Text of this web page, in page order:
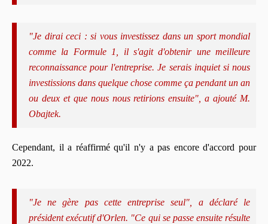
"Je dirai ceci : si vous investissez dans un sport mondial
comme la Formule 1, il s'agit d'obtenir une meilleure
reconnaissance pour l'entreprise. Je serais inquiet si nous
investissions dans quelque chose comme ça pendant un an
ou deux et que nous nous retirions ensuite", a ajouté M.
Obajtek.
Cependant, il a réaffirmé qu'il n'y a pas encore d'accord pour
2022.
"Je ne gère pas cette entreprise seul", a déclaré le
président exécutif d'Orlen. "Ce qui se passe ensuite résulte